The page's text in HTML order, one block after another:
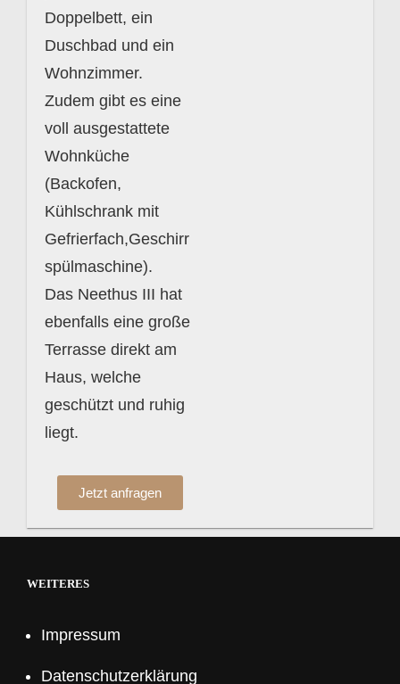
Doppelbett, ein
Duschbad und ein
Wohnzimmer.
Zudem gibt es eine
voll ausgestattete
Wohnküche
(Backofen,
Kühlschrank mit
Gefrierfach,Geschirr
spülmaschine).
Das Neethus III hat
ebenfalls eine große
Terrasse direkt am
Haus, welche
geschützt und ruhig
liegt.
Jetzt anfragen
WEITERES
Impressum
Datenschutzerklärung